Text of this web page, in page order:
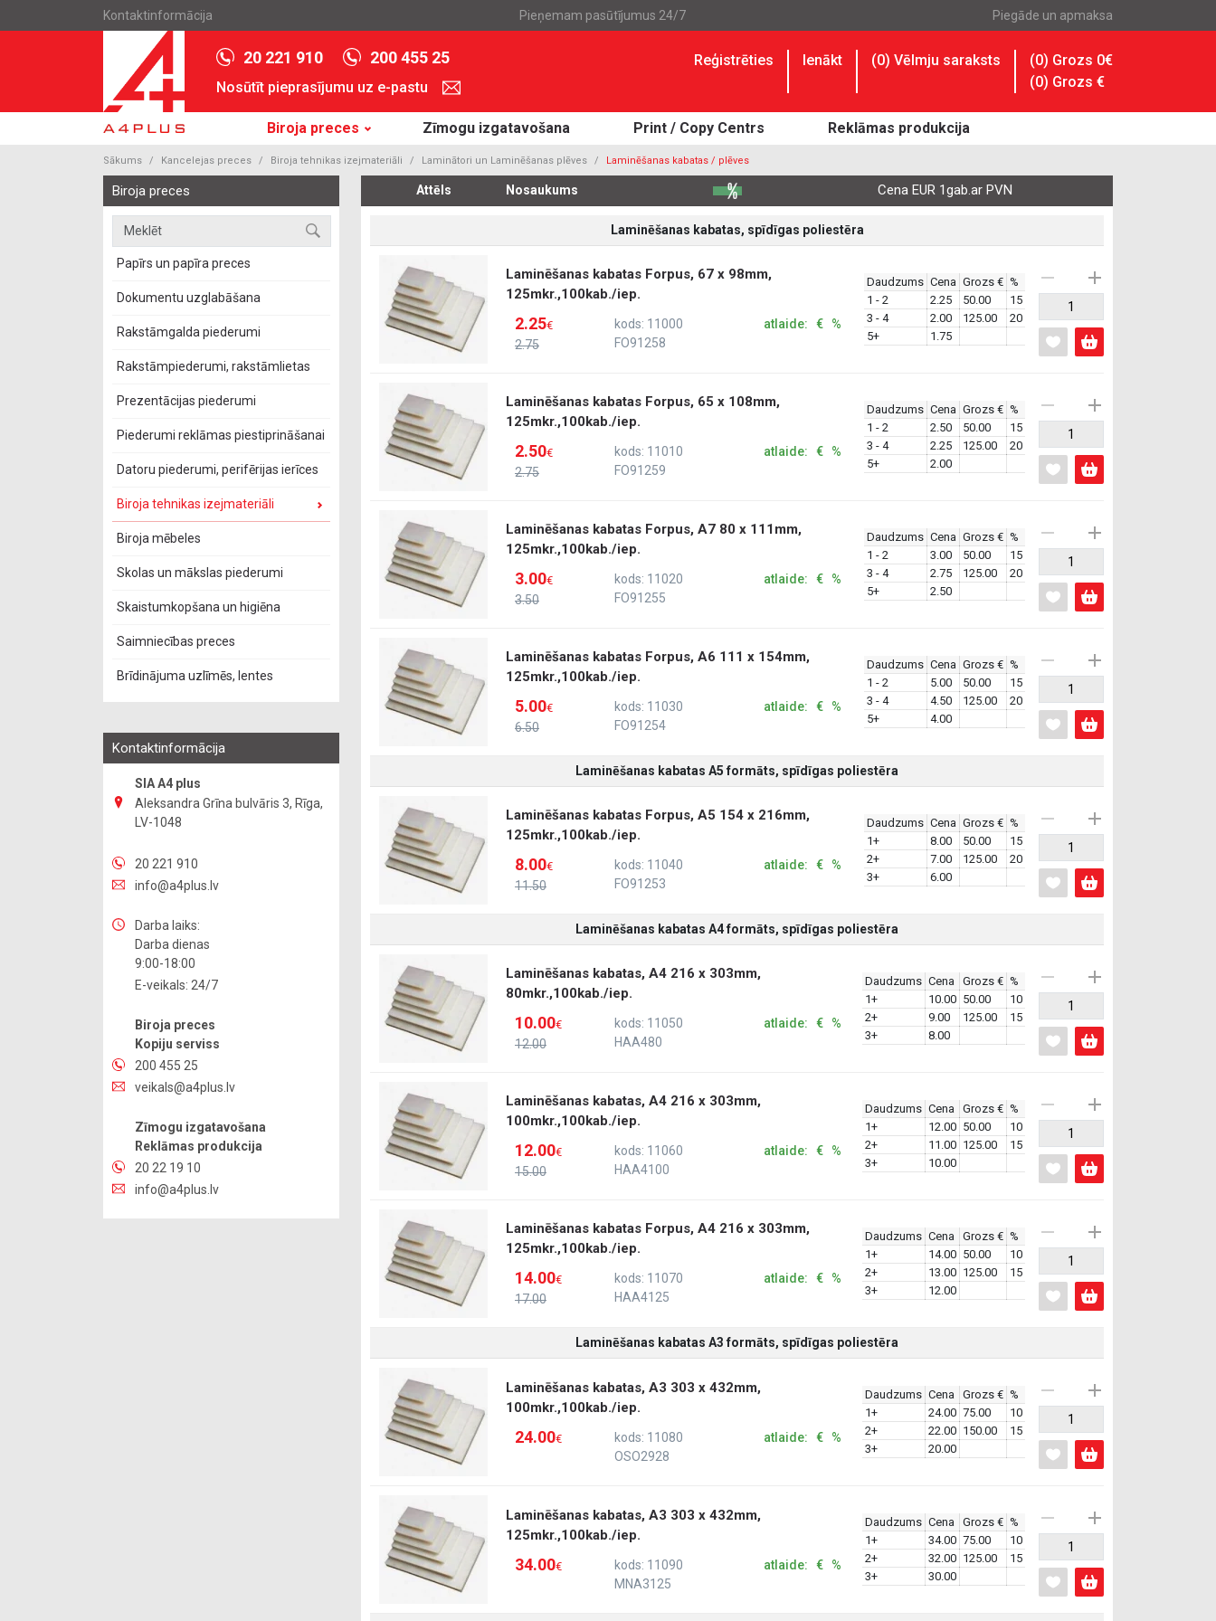
Kontaktinformācija Pieņemam pasūtījumus 24/7 Piegāde un apmaksa
20 221 910 200 455 25
Nosūtīt pieprasījumu uz e-pastu
Reģistrēties Ienākt (0) Vēlmju saraksts
(0) Grozs 0€
(0) Grozs €
Biroja preces Zīmogu izgatavošana Print / Copy Centrs Reklāmas produkcija
Sākums Kancelejas preces Biroja tehnikas izejmateriāli Laminātori un Laminēšanas plēves Laminēšanas kabatas / plēves
Biroja preces
Papīrs un papīra preces
Dokumentu uzglabāšana
Rakstāmgalda piederumi
Rakstāmpiederumi, rakstāmlietas
Prezentācijas piederumi
Piederumi reklāmas piestiprināšanai
Datoru piederumi, perifērijas ierīces
Biroja tehnikas izejmateriāli
Biroja mēbeles
Skolas un mākslas piederumi
Skaistumkopšana un higiēna
Saimniecības preces
Brīdinājuma uzlīmēs, lentes
Kontaktinformācija
SIA A4 plus
Aleksandra Grīna bulvāris 3, Rīga,
LV-1048
20 221 910
info@a4plus.lv
Darba laiks:
Darba dienas
9:00-18:00
E-veikals: 24/7
Biroja preces
Kopiju serviss
200 455 25
veikals@a4plus.lv
Zīmogu izgatavošana
Reklāmas produkcija
20 22 19 10
info@a4plus.lv
Attēls Nosaukums Cena EUR 1gab.ar PVN
Laminēšanas kabatas, spīdīgas poliestēra
Laminēšanas kabatas Forpus, 67 x 98mm,
125mkr.,100kab./iep.
2.75
2.25€
kods: 11000
FO91258
atlaide: € %
Daudzums Cena Grozs € %
1 - 2
2.25 50.00
15
3 - 4
2.00 125.00
20
5+
1.75
Laminēšanas kabatas Forpus, 65 x 108mm,
125mkr.,100kab./iep.
2.75
2.50€
kods: 11010
FO91259
atlaide: € %
Daudzums Cena Grozs € %
1 - 2
2.50 50.00
15
3 - 4
2.25 125.00
20
5+
2.00
Laminēšanas kabatas Forpus, A7 80 x 111mm,
125mkr.,100kab./iep.
3.50
3.00€
kods: 11020
FO91255
atlaide: € %
Daudzums Cena Grozs € %
1 - 2
3.00 50.00
15
3 - 4
2.75 125.00
20
5+
2.50
Laminēšanas kabatas Forpus, A6 111 x 154mm,
125mkr.,100kab./iep.
6.50
5.00€
kods: 11030
FO91254
atlaide: € %
Daudzums Cena Grozs € %
1 - 2
5.00 50.00
15
3 - 4
4.50 125.00
20
5+
4.00
Laminēšanas kabatas A5 formāts, spīdīgas poliestēra
Laminēšanas kabatas Forpus, A5 154 x 216mm,
125mkr.,100kab./iep.
11.50
8.00€
kods: 11040
FO91253
atlaide: € %
Daudzums Cena Grozs € %
1+
8.00 50.00
15
2+
7.00 125.00
20
3+
6.00
Laminēšanas kabatas A4 formāts, spīdīgas poliestēra
Laminēšanas kabatas, A4 216 x 303mm,
80mkr.,100kab./iep.
12.00
10.00€
kods: 11050
HAA480
atlaide: € %
Daudzums Cena Grozs € %
1+
10.00 50.00
10
2+
9.00 125.00
15
3+
8.00
Laminēšanas kabatas, A4 216 x 303mm,
100mkr.,100kab./iep.
15.00
12.00€
kods: 11060
HAA4100
atlaide: € %
Daudzums Cena Grozs € %
1+
12.00 50.00
10
2+
11.00 125.00
15
3+
10.00
Laminēšanas kabatas Forpus, A4 216 x 303mm,
125mkr.,100kab./iep.
17.00
14.00€
kods: 11070
HAA4125
atlaide: € %
Daudzums Cena Grozs € %
1+
14.00 50.00
10
2+
13.00 125.00
15
3+
12.00
Laminēšanas kabatas A3 formāts, spīdīgas poliestēra
Laminēšanas kabatas, A3 303 x 432mm,
100mkr.,100kab./iep.
24.00€
kods: 11080
OSO2928
atlaide: € %
Daudzums Cena Grozs € %
1+
24.00 75.00
10
2+
22.00 150.00
15
3+
20.00
Laminēšanas kabatas, A3 303 x 432mm,
125mkr.,100kab./iep.
34.00€
kods: 11090
MNA3125
atlaide: € %
Daudzums Cena Grozs € %
1+
34.00 75.00
10
2+
32.00 125.00
15
3+
30.00